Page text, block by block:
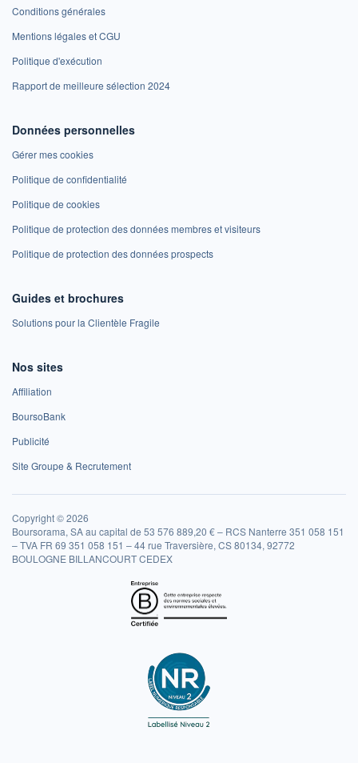
Conditions générales
Mentions légales et CGU
Politique d'exécution
Rapport de meilleure sélection 2024
Données personnelles
Gérer mes cookies
Politique de confidentialité
Politique de cookies
Politique de protection des données membres et visiteurs
Politique de protection des données prospects
Guides et brochures
Solutions pour la Clientèle Fragile
Nos sites
Affiliation
BoursoBank
Publicité
Site Groupe & Recrutement
Copyright © 2026
Boursorama, SA au capital de 53 576 889,20 € – RCS Nanterre 351 058 151
– TVA FR 69 351 058 151 – 44 rue Traversière, CS 80134, 92772
BOULOGNE BILLANCOURT CEDEX